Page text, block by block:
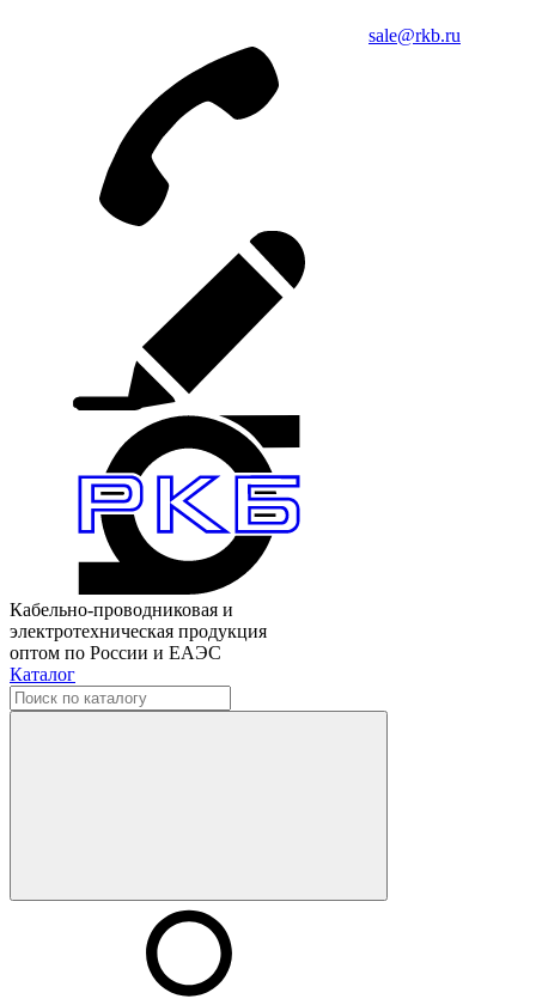
sale@rkb.ru
Кабельно-проводниковая и
электротехническая продукция
оптом по России и ЕАЭС
Каталог